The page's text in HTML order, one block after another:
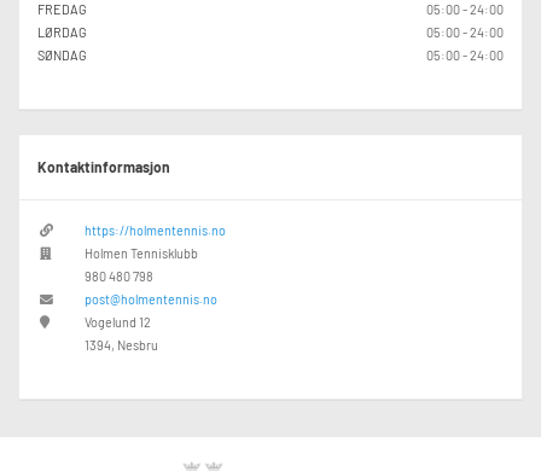
FREDAG
05:00 - 24:00
LØRDAG
05:00 - 24:00
SØNDAG
05:00 - 24:00
Kontaktinformasjon
https://holmentennis.no
Holmen Tennisklubb
980 480 798
post@holmentennis.no
Vogelund 12
1394, Nesbru